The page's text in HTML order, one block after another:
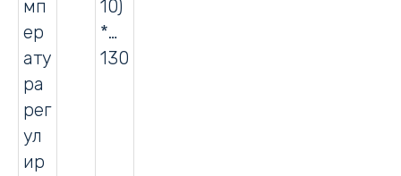
мп
ер
ату
ра
рег
ул
ир
10)
*…
130